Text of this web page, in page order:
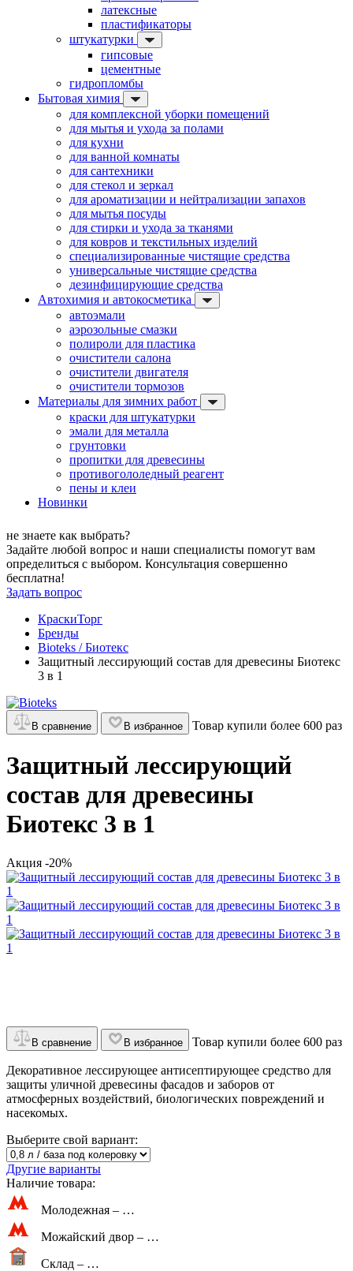
латексные
пластификаторы
штукатурки
гипсовые
цементные
гидропломбы
Бытовая химия
для комплексной уборки помещений
для мытья и ухода за полами
для кухни
для ванной комнаты
для сантехники
для стекол и зеркал
для ароматизации и нейтрализации запахов
для мытья посуды
для стирки и ухода за тканями
для ковров и текстильных изделий
специализированные чистящие средства
универсальные чистящие средства
дезинфицирующие средства
Автохимия и автокосметика
автоэмали
аэрозольные смазки
полироли для пластика
очистители салона
очистители двигателя
очистители тормозов
Материалы для зимних работ
краски для штукатурки
эмали для металла
грунтовки
пропитки для древесины
противогололедный реагент
пены и клеи
Новинки
не знаете как выбрать?
Задайте любой вопрос и наши специалисты помогут вам
определиться с выбором. Консультация совершенно
бесплатна!
Задать вопрос
КраскиТорг
Бренды
Bioteks / Биотекс
Защитный лессирующий состав для древесины Биотекс
3 в 1
В сравнение В избранное Товар купили более 600 раз
Защитный лессирующий
состав для древесины
Биотекс 3 в 1
Акция -20%
В сравнение В избранное Товар купили более 600 раз
Декоративное лессирующее антисептирующее средство для
защиты уличной древесины фасадов и заборов от
атмосферных воздействий, биологических повреждений и
насекомых.
Выберите свой вариант:
Другие варианты
Наличие товара:
Молодежная – …
Можайский двор – …
Склад – …